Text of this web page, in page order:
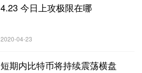
4.23 今日上攻极限在哪
2020-04-23
短期内比特币将持续震荡横盘